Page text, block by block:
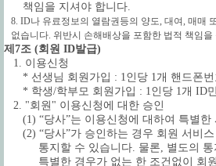
책임을 지셔야 합니다.
8. ID나 유료정보의 열람권등의 양도, 대여, 매매
없습니다. 위반시 손해배상을 포함한 법적 책임을
제7조 (회원 ID발급)
1. 이용신청
* 선생님 회원가입 : 1인당 1개 핸드폰번
* 학생/학부모 회원가입 : 1인당 1개 ID
2. "회원" 이용신청에 대한 승인
(1) “당사”는 이용신청에 대하여 특별한
(2) “당사”가 승인하는 경우 회원 서비스
통지할 수 있습니다. 물론, 별도의 통지
특별한 경우가 없는 한 조건없이 회원